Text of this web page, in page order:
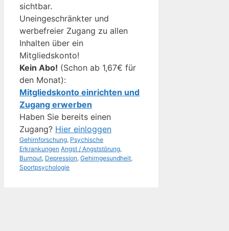
sichtbar.
Uneingeschränkter und
werbefreier Zugang zu allen
Inhalten über ein
Mitgliedskonto!
Kein Abo! (Schon ab 1,67€ für
den Monat):
Mitgliedskonto einrichten und
Zugang erwerben
Haben Sie bereits einen
Zugang? Hier einloggen
Kategorien
Gehirnforschung Psychische
Erkrankungen Schlagwörter
Angst / Angststörung
Burnout Depression Gehirngesundheit
Sportpsychologie